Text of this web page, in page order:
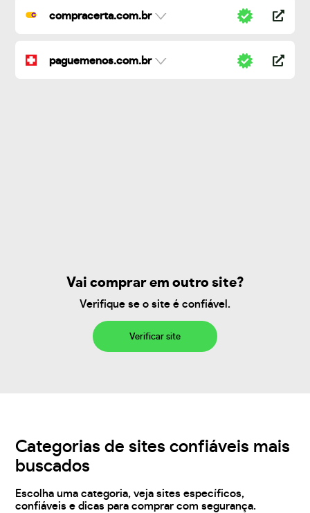
compracerta.com.br
paguemenos.com.br
Vai comprar em outro site?
Verifique se o site é confiável.
Verificar site
Categorias de sites confiáveis mais
buscados
Escolha uma categoria, veja sites específicos,
confiáveis e dicas para comprar com segurança.